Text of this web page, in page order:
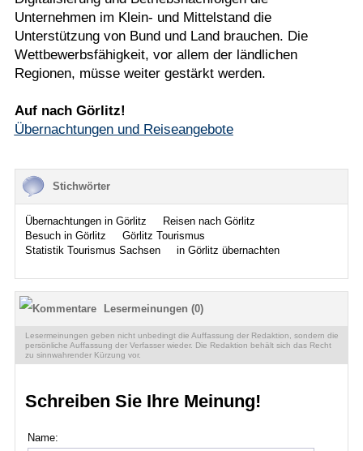
Unternehmen im Klein- und Mittelstand die
Unterstützung von Bund und Land brauchen. Die
Wettbewerbsfähigkeit, vor allem der ländlichen
Regionen, müsse weiter gestärkt werden.
Auf nach Görlitz!
Übernachtungen und Reiseangebote
Stichwörter
Übernachtungen in Görlitz
Reisen nach Görlitz
Besuch in Görlitz
Görlitz Tourismus
Statistik Tourismus Sachsen
in Görlitz übernachten
Lesermeinungen (0)
Lesermeinungen geben nicht unbedingt die Auffassung der Redaktion, sondern die
persönliche Auffassung der Verfasser wieder. Die Redaktion behält sich das Recht
zu sinnwahrender Kürzung vor.
Schreiben Sie Ihre Meinung!
Name: